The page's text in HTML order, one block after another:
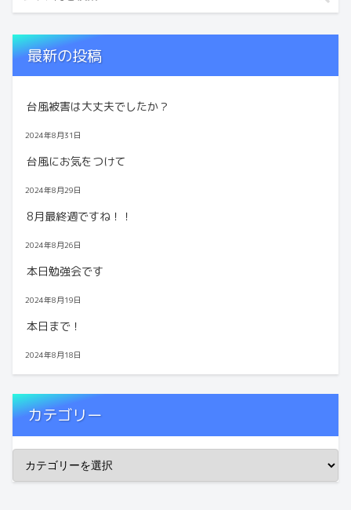
最新の投稿
台風被害は大丈夫でしたか？
2024年8月31日
台風にお気をつけて
2024年8月29日
8月最終週ですね！！
2024年8月26日
本日勉強会です
2024年8月19日
本日まで！
2024年8月18日
カテゴリー